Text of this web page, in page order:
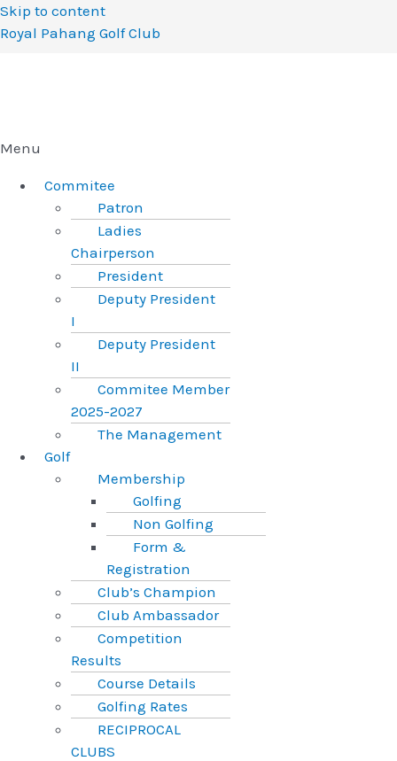
Skip to content
Royal Pahang Golf Club
Menu
Commitee
Patron
Ladies
Chairperson
President
Deputy President
I
Deputy President
II
Commitee Member
2025-2027
The Management
Golf
Membership
Golfing
Non Golfing
Form &
Registration
Club’s Champion
Club Ambassador
Competition
Results
Course Details
Golfing Rates
RECIPROCAL
CLUBS